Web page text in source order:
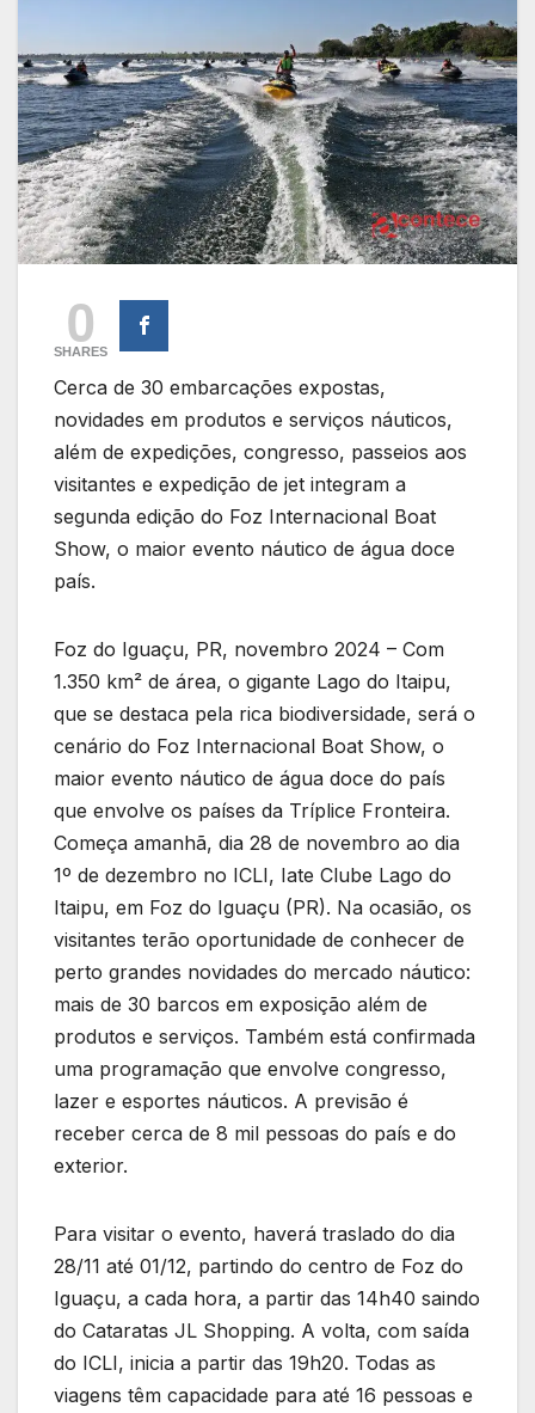
0
SHARES
Cerca de 30 embarcações expostas,
novidades em produtos e serviços náuticos,
além de expedições, congresso, passeios aos
visitantes e expedição de jet integram a
segunda edição do Foz Internacional Boat
Show, o maior evento náutico de água doce
país.
Foz do Iguaçu, PR, novembro 2024 – Com
1.350 km² de área, o gigante Lago do Itaipu,
que se destaca pela rica biodiversidade, será o
cenário do Foz Internacional Boat Show, o
maior evento náutico de água doce do país
que envolve os países da Tríplice Fronteira.
Começa amanhã, dia 28 de novembro ao dia
1º de dezembro no ICLI, Iate Clube Lago do
Itaipu, em Foz do Iguaçu (PR). Na ocasião, os
visitantes terão oportunidade de conhecer de
perto grandes novidades do mercado náutico:
mais de 30 barcos em exposição além de
produtos e serviços. Também está confirmada
uma programação que envolve congresso,
lazer e esportes náuticos. A previsão é
receber cerca de 8 mil pessoas do país e do
exterior.
Para visitar o evento, haverá traslado do dia
28/11 até 01/12, partindo do centro de Foz do
Iguaçu, a cada hora, a partir das 14h40 saindo
do Cataratas JL Shopping. A volta, com saída
do ICLI, inicia a partir das 19h20. Todas as
viagens têm capacidade para até 16 pessoas e